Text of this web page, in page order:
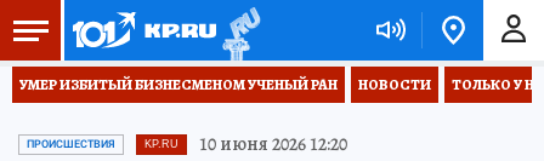
УМЕР ИЗБИТЫЙ БИЗНЕСМЕНОМ УЧЕНЫЙ РАН НОВОСТИ ТОЛЬКО У
ПРОИСШЕСТВИЯ KP.RU 10 июня 2026 12:20